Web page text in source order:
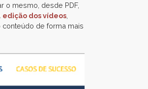
o mesmo, desde PDF,
edição dos vídeos
de forma mais